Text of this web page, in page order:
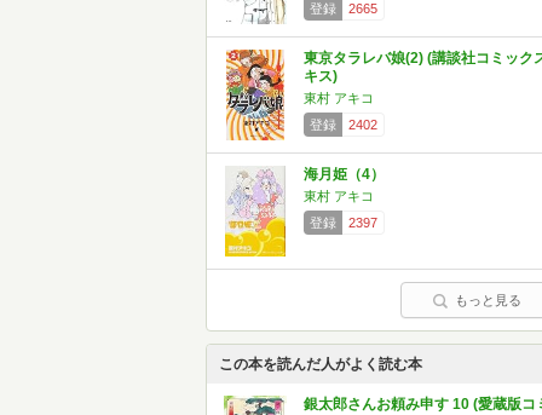
登録
2665
東京タラレバ娘(2) (講談社コミック
キス)
東村 アキコ
登録
2402
海月姫（4）
東村 アキコ
登録
2397
もっと見る
この本を読んだ人がよく読む本
銀太郎さんお頼み申す 10 (愛蔵版コ